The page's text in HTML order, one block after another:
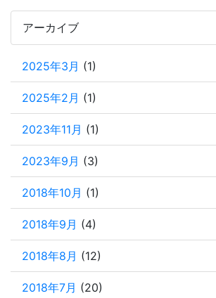
アーカイブ
2025年3月 (1)
2025年2月 (1)
2023年11月 (1)
2023年9月 (3)
2018年10月 (1)
2018年9月 (4)
2018年8月 (12)
2018年7月 (20)